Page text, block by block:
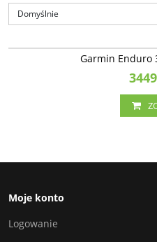
Garmin Enduro 3 [010-02751-01]
Garmin Enduro
Moje konto
Logowanie